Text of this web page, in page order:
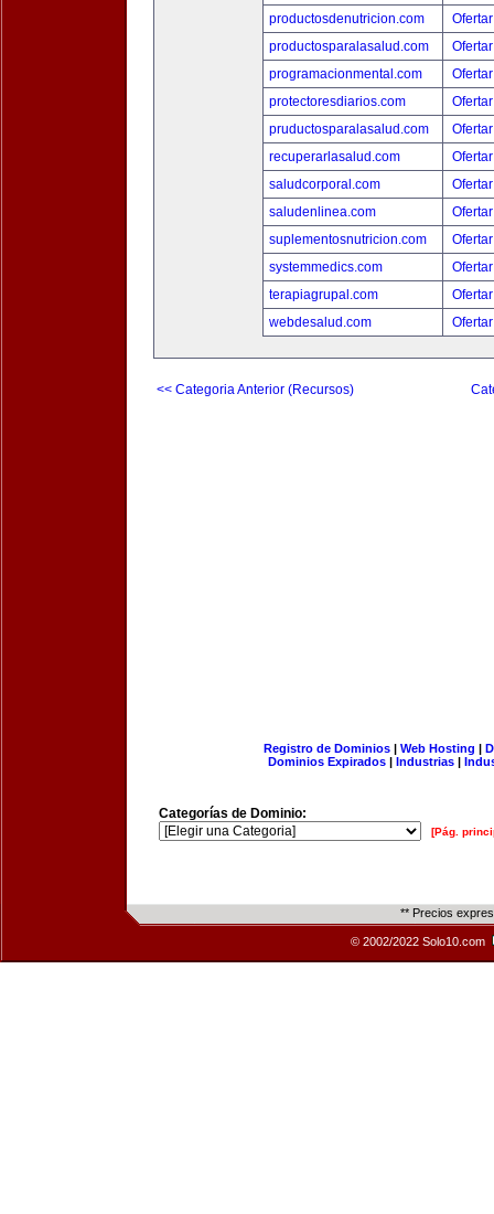
productosdenutricion.com
productosparalasalud.com
programacionmental.com
protectoresdiarios.com
pruductosparalasalud.com
recuperarlasalud.com
saludcorporal.com
saludenlinea.com
suplementosnutricion.com
systemmedics.com
terapiagrupal.com
webdesalud.com
<< Categoria Anterior (Recursos)
Registro de Dominios| Web Hosting |
Dominios Expirados | Industrias |
Categorías de Dominio:
[Pág.
** Precios
© 2002/2022 Solo10.com